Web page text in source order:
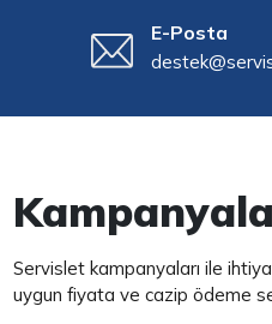
E-Posta
Servislet kampanyaları ile
uygun fiyata ve cazip ödeme